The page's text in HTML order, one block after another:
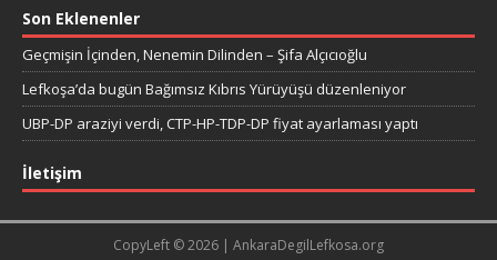
Son Eklenenler
Geçmişin İçinden, Nenemin Dilinden – Şifa Alçıcıoğlu
Lefkoşa’da bugün Bağımsız Kıbrıs Yürüyüşü düzenleniyor
UBP-DP araziyi verdi, CTP-HP-TDP-DP fiyat ayarlaması yaptı
İletişim
CopyLeft © 2026 | AnkaraDegilLefkosa.org